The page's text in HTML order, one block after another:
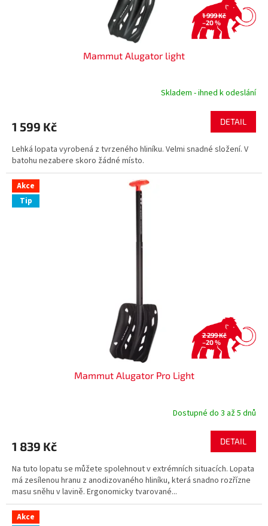
1 999 Kč
–20 %
Mammut Alugator light
Skladem - ihned k odeslání
1 599 Kč DETAIL
Lehká lopata vyrobená z tvrzeného hliníku. Velmi snadné složení. V
batohu nezabere skoro žádné místo.
Akce
Tip
2 299 Kč
–20 %
Mammut Alugator Pro Light
Dostupné do 3 až 5 dnů
1 839 Kč DETAIL
Na tuto lopatu se můžete spolehnout v extrémních situacích. Lopata
má zesílenou hranu z anodizovaného hliníku, která snadno rozřízne
masu sněhu v lavině. Ergonomicky tvarované...
Akce